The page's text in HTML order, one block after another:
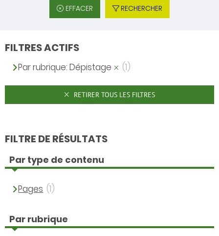
EFFACER RECHERCHER
FILTRES ACTIFS
Par rubrique: Dépistage (1)
RETIRER TOUS LES FILTRES
FILTRE DE RÉSULTATS
Par type de contenu
Pages (1)
Par rubrique